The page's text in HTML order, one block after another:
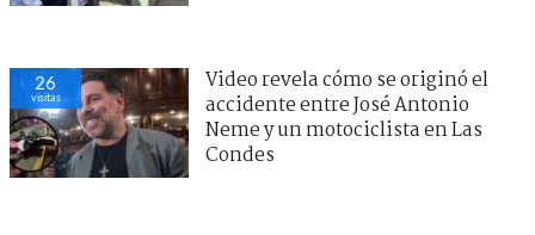
26
visitas
Video revela cómo se originó el
accidente entre José Antonio
Neme y un motociclista en Las
Condes